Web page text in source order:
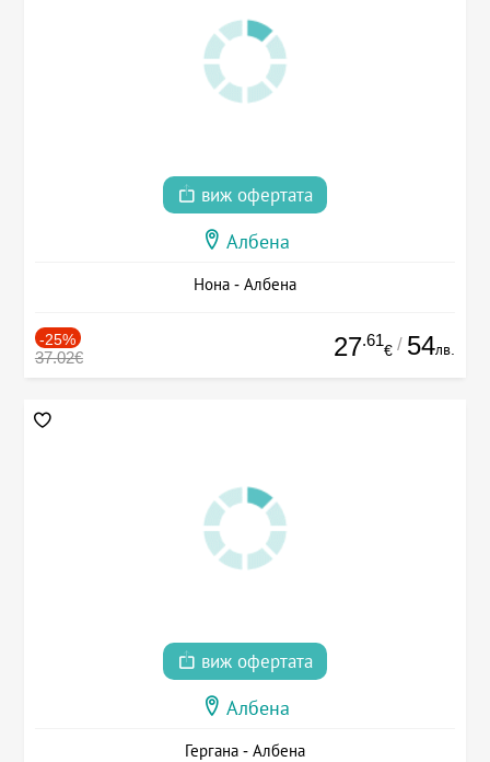
виж офертата
Албена
Нона - Албена
-25%
37.02€ 27.61
€ / 54лв.
виж офертата
Албена
Гергана - Албена